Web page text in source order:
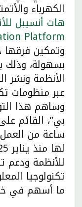
الكهرباء
Platform)
وتمكين فرقها
بسهولة،
الأنظمة ونشر
عبر منظومات
وساهم هذا
للأنظمة ودعم
تكنولوجيا
ما أسهم في